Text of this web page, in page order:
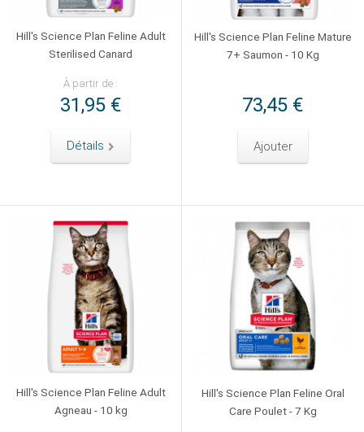
Hill's Science Plan Feline Adult
Sterilised Canard
À partir de :
31,95 €
Détails
Hill's Science Plan Feline Mature
7+ Saumon - 10 Kg
73,45 €
Ajouter
Hill's Science Plan Feline Adult
Agneau - 10 kg
Hill's Science Plan Feline Oral
Care Poulet - 7 Kg